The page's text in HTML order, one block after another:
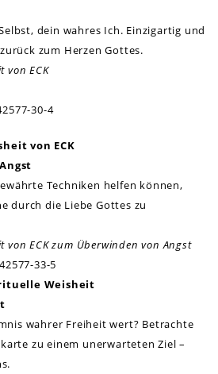
dein wahres Ich. Einzigartig und
zum Herzen Gottes.
von ECK
30-4
von ECK
Techniken helfen können,
durch die Liebe Gottes zu
von ECK zum Überwinden von Angst
33-5
Weisheit
wahrer Freiheit wert? Betrachte
zu einem unerwarteten Ziel –